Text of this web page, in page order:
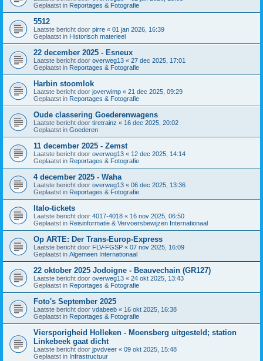
Geplaatst in Reportages & Fotografie
5512
Laatste bericht door pirre « 01 jan 2026, 16:39
Geplaatst in Historisch materieel
22 december 2025 - Esneux
Laatste bericht door overweg13 « 27 dec 2025, 17:01
Geplaatst in Reportages & Fotografie
Harbin stoomlok
Laatste bericht door joverwimp « 21 dec 2025, 09:29
Geplaatst in Reportages & Fotografie
Oude classering Goederenwagens
Laatste bericht door tiretrainz « 16 dec 2025, 20:02
Geplaatst in Goederen
11 december 2025 - Zemst
Laatste bericht door overweg13 « 12 dec 2025, 14:14
Geplaatst in Reportages & Fotografie
4 december 2025 - Waha
Laatste bericht door overweg13 « 06 dec 2025, 13:36
Geplaatst in Reportages & Fotografie
Italo-tickets
Laatste bericht door 4017-4018 « 16 nov 2025, 06:50
Geplaatst in Reisinformatie & Vervoersbewijzen Internationaal
Op ARTE: Der Trans-Europ-Express
Laatste bericht door FLV-FGSP « 07 nov 2025, 16:09
Geplaatst in Algemeen Internationaal
22 oktober 2025 Jodoigne - Beauvechain (GR127)
Laatste bericht door overweg13 « 24 okt 2025, 13:43
Geplaatst in Reportages & Fotografie
Foto's September 2025
Laatste bericht door vdabeeb « 16 okt 2025, 16:38
Geplaatst in Reportages & Fotografie
Viersporigheid Holleken - Moensberg uitgesteld; station
Linkebeek gaat dicht
Laatste bericht door jpvdveer « 09 okt 2025, 15:48
Geplaatst in Infrastructuur